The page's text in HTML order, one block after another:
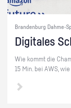
Brandenburg Dahme-
Di­gi­ta­les
Wie kommt die
15 Min. bei AWS,